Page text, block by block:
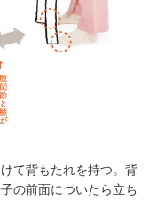
て背もたれを持つ。背
の前面についたら立ち